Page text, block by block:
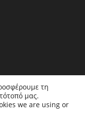
Reserved
τη
μας.
we are using or